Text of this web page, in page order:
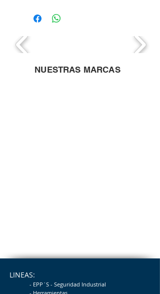
NUESTRAS MARCAS
LINEAS:
- EPP´S - Seguridad Industrial